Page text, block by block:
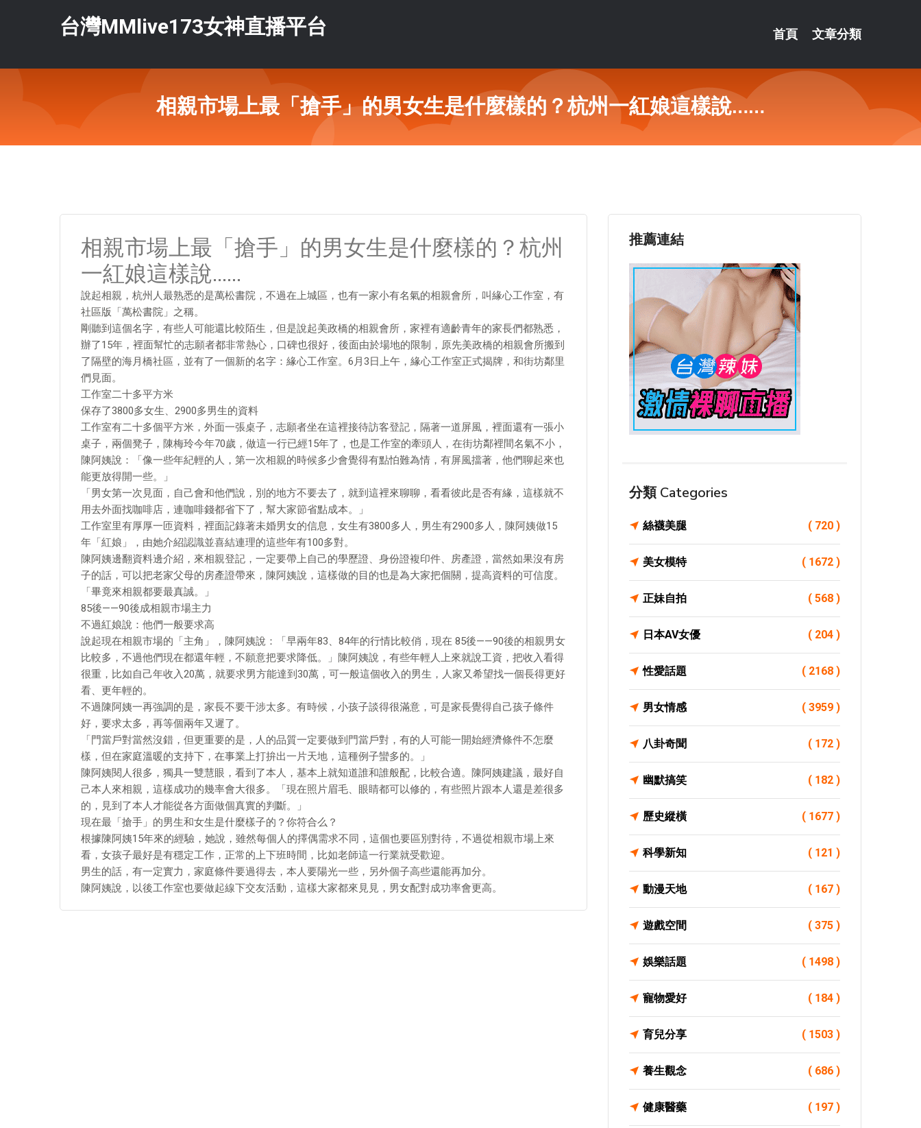
台灣MMlive173女神直播平台 首頁 文章分類
相親市場上最「搶手」的男女生是什麼樣的？杭州一紅娘這樣說……
相親市場上最「搶手」的男女生是什麼樣的？杭州
一紅娘這樣說……
說起相親，杭州人最熟悉的是萬松書院，不過在上城區，也有一家小有名氣的相親會所，叫緣心工作室，有
社區版「萬松書院」之稱。
剛聽到這個名字，有些人可能還比較陌生，但是說起美政橋的相親會所，家裡有適齡青年的家長們都熟悉，
辦了15年，裡面幫忙的志願者都非常熱心，口碑也很好，後面由於場地的限制，原先美政橋的相親會所搬到
了隔壁的海月橋社區，並有了一個新的名字：緣心工作室。6月3日上午，緣心工作室正式揭牌，和街坊鄰里
們見面。
工作室二十多平方米
保存了3800多女生、2900多男生的資料
工作室有二十多個平方米，外面一張桌子，志願者坐在這裡接待訪客登記，隔著一道屏風，裡面還有一張小
桌子，兩個凳子，陳梅玲今年70歲，做這一行已經15年了，也是工作室的牽頭人，在街坊鄰裡間名氣不小，
陳阿姨說：「像一些年紀輕的人，第一次相親的時候多少會覺得有點怕難為情，有屏風擋著，他們聊起來也
能更放得開一些。」
「男女第一次見面，自己會和他們說，別的地方不要去了，就到這裡來聊聊，看看彼此是否有緣，這樣就不
用去外面找咖啡店，連咖啡錢都省下了，幫大家節省點成本。」
工作室里有厚厚一匝資料，裡面記錄著未婚男女的信息，女生有3800多人，男生有2900多人，陳阿姨做15
年「紅娘」，由她介紹認識並喜結連理的這些年有100多對。
陳阿姨邊翻資料邊介紹，來相親登記，一定要帶上自己的學歷證、身份證複印件、房產證，當然如果沒有房
子的話，可以把老家父母的房產證帶來，陳阿姨說，這樣做的目的也是為大家把個關，提高資料的可信度。
「畢竟來相親都要最真誠。」
85後——90後成相親市場主力
不過紅娘說：他們一般要求高
說起現在相親市場的「主角」，陳阿姨說：「早兩年83、84年的行情比較俏，現在 85後——90後的相親男女
比較多，不過他們現在都還年輕，不願意把要求降低。」陳阿姨說，有些年輕人上來就說工資，把收入看得
很重，比如自己年收入20萬，就要求男方能達到30萬，可一般這個收入的男生，人家又希望找一個長得更好
看、更年輕的。
不過陳阿姨一再強調的是，家長不要干涉太多。有時候，小孩子談得很滿意，可是家長覺得自己孩子條件
好，要求太多，再等個兩年又遲了。
「門當戶對當然沒錯，但更重要的是，人的品質一定要做到門當戶對，有的人可能一開始經濟條件不怎麼
樣，但在家庭溫暖的支持下，在事業上打拚出一片天地，這種例子蠻多的。」
陳阿姨閱人很多，獨具一雙慧眼，看到了本人，基本上就知道誰和誰般配，比較合適。陳阿姨建議，最好自
己本人來相親，這樣成功的幾率會大很多。「現在照片眉毛、眼睛都可以修的，有些照片跟本人還是差很多
的，見到了本人才能從各方面做個真實的判斷。」
現在最「搶手」的男生和女生是什麼樣子的？你符合么？
根據陳阿姨15年來的經驗，她說，雖然每個人的擇偶需求不同，這個也要區別對待，不過從相親市場上來
看，女孩子最好是有穩定工作，正常的上下班時間，比如老師這一行業就受歡迎。
男生的話，有一定實力，家庭條件要過得去，本人要陽光一些，另外個子高些還能再加分。
陳阿姨說，以後工作室也要做起線下交友活動，這樣大家都來見見，男女配對成功率會更高。
推薦連結
分類 Categories
絲襪美腿 ( 720 )
美女模特 ( 1672 )
正妹自拍 ( 568 )
日本AV女優 ( 204 )
性愛話題 ( 2168 )
男女情感 ( 3959 )
八卦奇聞 ( 172 )
幽默搞笑 ( 182 )
歷史縱橫 ( 1677 )
科學新知 ( 121 )
動漫天地 ( 167 )
遊戲空間 ( 375 )
娛樂話題 ( 1498 )
寵物愛好 ( 184 )
育兒分享 ( 1503 )
養生觀念 ( 686 )
健康醫藥 ( 197 )